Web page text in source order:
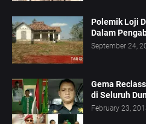
Polemik Loji
Dalam
September 24,
Gema
di Seluruh
February 23,